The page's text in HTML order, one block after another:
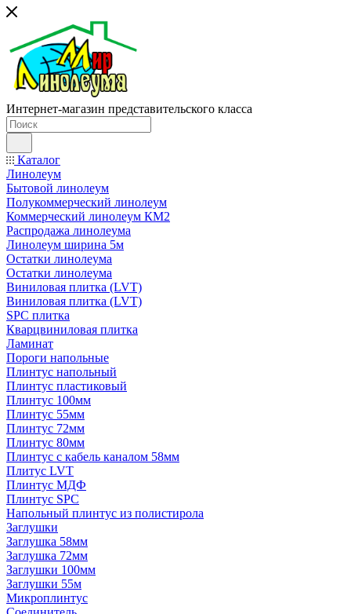
Интернет-магазин представительского класса
Каталог
Линолеум
Бытовой линолеум
Полукоммерческий линолеум
Коммерческий линолеум КМ2
Распродажа линолеума
Линолеум ширина 5м
Остатки линолеума
Остатки линолеума
Виниловая плитка (LVT)
Виниловая плитка (LVT)
SPC плитка
Кварцвиниловая плитка
Ламинат
Пороги напольные
Плинтус напольный
Плинтус пластиковый
Плинтус 100мм
Плинтус 55мм
Плинтус 72мм
Плинтус 80мм
Плинтус с кабель каналом 58мм
Плитус LVT
Плинтус МДФ
Плинтус SPC
Напольный плинтус из полистирола
Заглушки
Заглушка 58мм
Заглушка 72мм
Заглушки 100мм
Заглушки 55м
Микроплинтус